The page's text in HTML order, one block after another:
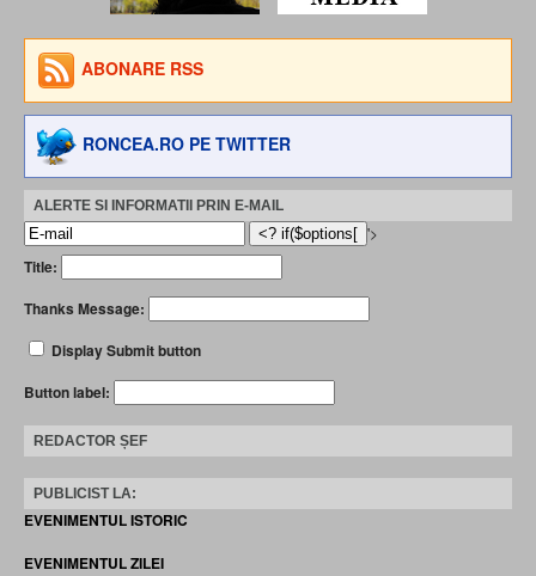
ABONARE RSS
RONCEA.RO PE TWITTER
ALERTE SI INFORMATII PRIN E-MAIL
'>
Title:
Thanks Message:
Display Submit button
Button label:
REDACTOR ȘEF
PUBLICIST LA:
EVENIMENTUL ISTORIC
EVENIMENTUL ZILEI